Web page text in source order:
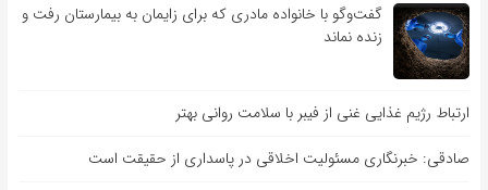
گفت‌وگو با خانواده مادری که برای زایمان به بیمارستان رفت و
زنده نماند
ارتباط رژیم غذایی غنی از فیبر با سلامت روانی بهتر
صادقی: خبرنگاری مسئولیت اخلاقی در پاسداری از حقیقت است